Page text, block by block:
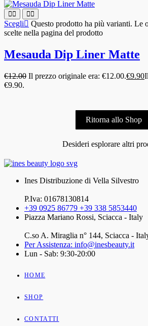
Scegli
Questo prodotto ha più varianti. Le
scelte nella pagina del prodotto
Mesauda Dip Liner Matte
€12.00 Il prezzo originale era: €12.00.€9.90
€9.90.
Ritorna allo Shop
Desideri esplorare altri
Ines Distribuzione di Vella Silvestro
P.Iva: 01678130814
+39 0925 86779 +39 338 5853440
Piazza Mariano Rossi, Sciacca - Italy
C.so A. Miraglia n° 144, Sciacca -
Per Assistenza: info@inesbeauty.it
Lun - Sab: 9:30-20:00
HOME
SHOP
CONTATTI